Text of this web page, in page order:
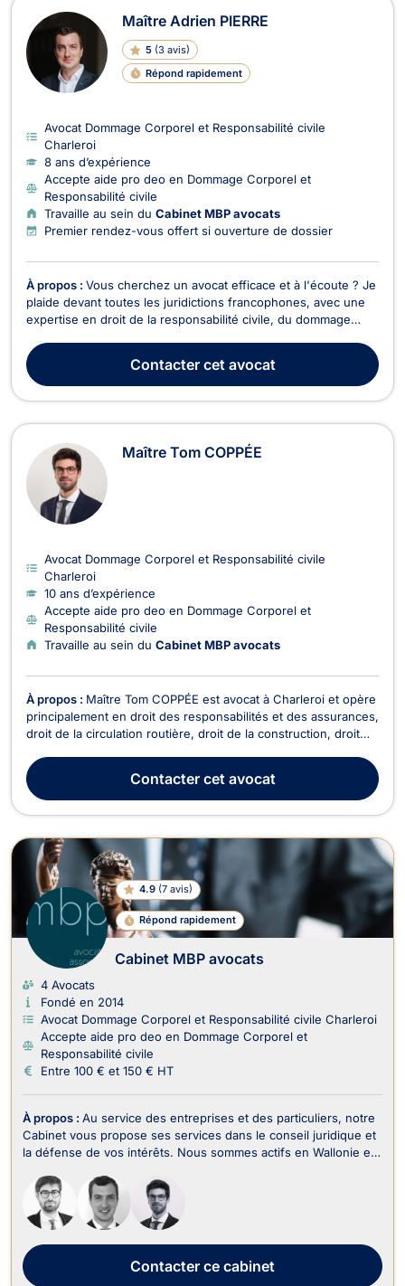
Maître Adrien PIERRE
5 (3 avis)
Répond rapidement
Avocat Dommage Corporel et Responsabilité civile
Charleroi
8 ans d’expérience
Accepte aide pro deo en Dommage Corporel et
Responsabilité civile
Travaille au sein du Cabinet MBP avocats
Premier rendez-vous offert si ouverture de dossier
À propos : Vous cherchez un avocat efficace et à l'écoute ? Je
plaide devant toutes les juridictions francophones, avec une
expertise en droit de la responsabilité civile, du dommage
accident de la route ou d’une erreur médicale ? Je vous
accompagne pour obtenir réparation et ind...
Contactercet avocat
Maître Tom COPPÉE
Avocat Dommage Corporel et Responsabilité civile
Charleroi
10 ans d’expérience
Accepte aide pro deo en Dommage Corporel et
Responsabilité civile
Travaille au sein du Cabinet MBP avocats
À propos : Maître Tom COPPÉE est avocat à Charleroi et opère
principalement en droit des responsabilités et des assurances,
droit de la circulation routière, droit de la construction, droit
assiste ses clients en droit du dommage corporel en présence
de contentieux liés aux acci...
Contactercet avocat
4.9 (7 avis)
Répond rapidement
Cabinet MBP avocats
4 Avocats
Fondé en 2014
Avocat Dommage Corporel et Responsabilité civile Charleroi
Accepte aide pro deo en Dommage Corporel et
Responsabilité civile
Entre 100 € et 150 € HT
À propos : Au service des entreprises et des particuliers, notre
Cabinet vous propose ses services dans le conseil juridique et
la défense de vos intérêts. Nous sommes actifs en Wallonie et
service efficace et complet. La prise en compte de vos besoins
particuliers et le resp...
Contacter ce cabinet